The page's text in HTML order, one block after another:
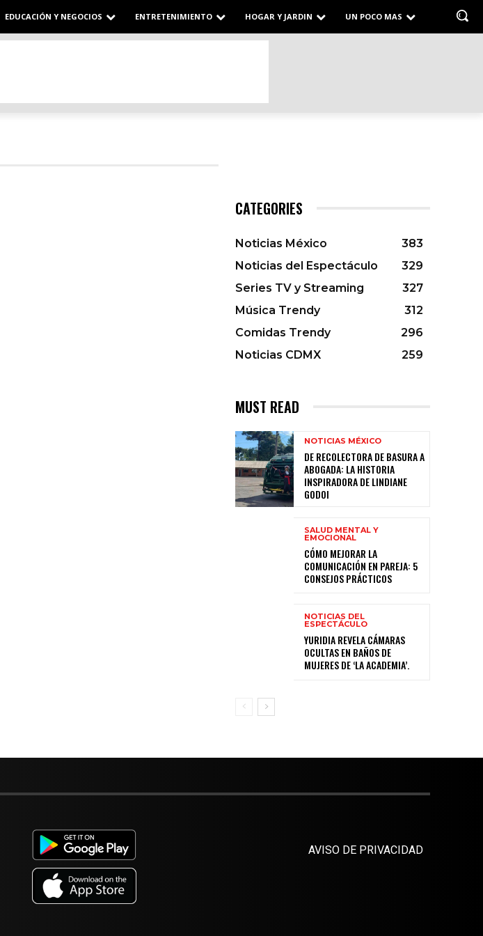
EDUCACIÓN Y NEGOCIOS ENTRETENIMIENTO HOGAR Y JARDIN UN POCO MAS
CATEGORIES
Noticias México
383
Noticias del Espectáculo
329
Series TV y Streaming
327
Música Trendy
312
Comidas Trendy
296
Noticias CDMX
259
MUST READ
NOTICIAS MÉXICO
DE RECOLECTORA DE BASURA A
ABOGADA: LA HISTORIA
INSPIRADORA DE LINDIANE
GODOI
SALUD MENTAL Y
EMOCIONAL
CÓMO MEJORAR LA
COMUNICACIÓN EN PAREJA: 5
CONSEJOS PRÁCTICOS
NOTICIAS DEL
ESPECTÁCULO
YURIDIA REVELA CÁMARAS
OCULTAS EN BAÑOS DE
MUJERES DE ‘LA ACADEMIA’.
AVISO DE PRIVACIDAD